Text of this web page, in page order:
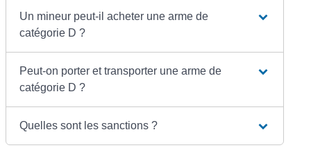
Un mineur peut-il acheter une arme de
catégorie D ?
Peut-on porter et transporter une arme de
catégorie D ?
Quelles sont les sanctions ?